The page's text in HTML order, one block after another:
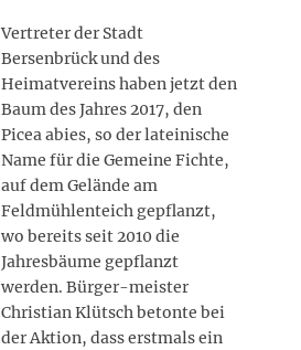
Vertreter der Stadt
Bersenbrück und des
Heimatvereins haben jetzt den
Baum des Jahres 2017, den
Picea abies, so der lateinische
Name für die Gemeine Fichte,
auf dem Gelände am
Feldmühlenteich gepflanzt,
wo bereits seit 2010 die
Jahresbäume gepflanzt
werden. Bürger-meister
Christian Klütsch betonte bei
der Aktion, dass erstmals ein